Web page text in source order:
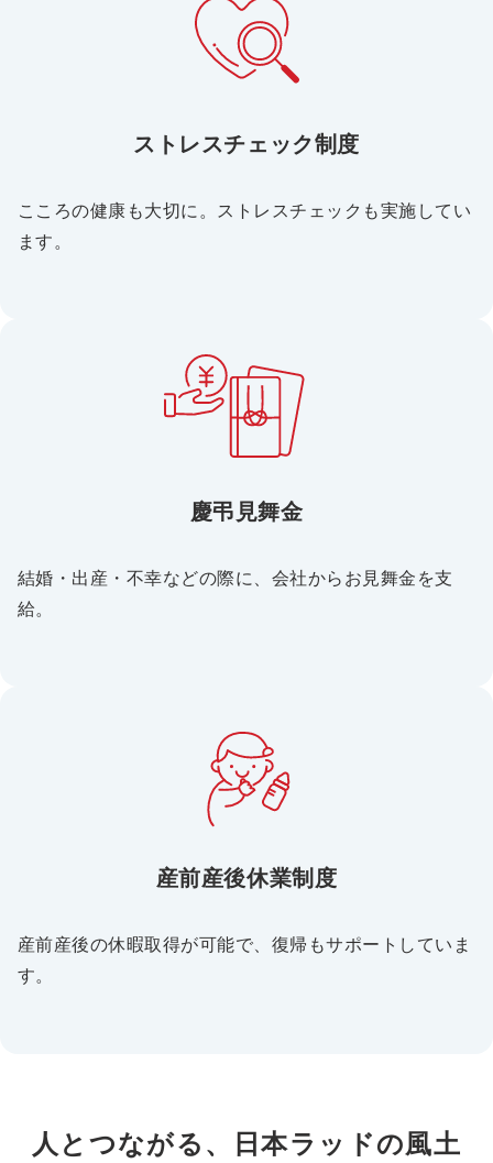
ストレスチェック制度
こころの健康も大切に。ストレスチェックも実施してい
ます。
慶弔見舞金
結婚・出産・不幸などの際に、会社からお見舞金を支
給。
産前産後休業制度
産前産後の休暇取得が可能で、復帰もサポートしていま
す。
人とつながる、日本ラッドの風土